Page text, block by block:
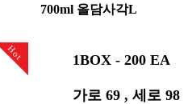
구매하기
700ml 올담사각L
Hot 1BOX - 200 EA
가로 69 , 세로 98